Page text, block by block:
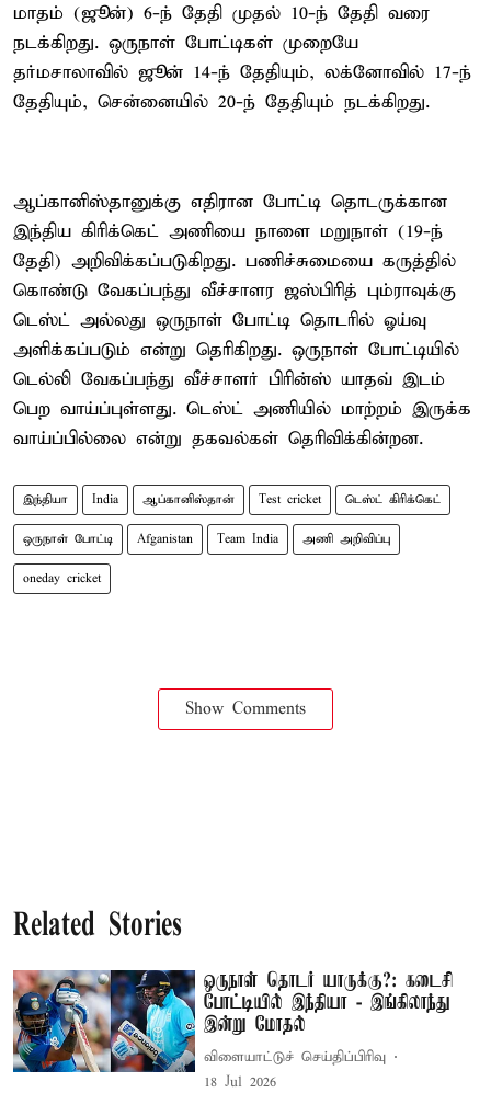
மாதம் (ஜூன்) 6-ந் தேதி முதல் 10-ந் தேதி வரை
நடக்கிறது. ஒருநாள் போட்டிகள் முறையே
தர்மசாலாவில் ஜூன் 14-ந் தேதியும், லக்னோவில் 17-ந்
தேதியும், சென்னையில் 20-ந் தேதியும் நடக்கிறது.
ஆப்கானிஸ்தானுக்கு எதிரான போட்டி தொடருக்கான
இந்திய கிரிக்கெட் அணியை நாளை மறுநாள் (19-ந்
தேதி) அறிவிக்கப்படுகிறது. பணிச்சுமையை கருத்தில்
கொண்டு வேகப்பந்து வீச்சாளர ஜஸ்பிரித் பும்ராவுக்கு
டெஸ்ட் அல்லது ஒருநாள் போட்டி தொடரில் ஓய்வு
அளிக்கப்படும் என்று தெரிகிறது. ஒருநாள் போட்டியில்
டெல்லி வேகப்பந்து வீச்சாளர் பிரின்ஸ் யாதவ் இடம்
பெற வாய்ப்புள்ளது. டெஸ்ட் அணியில் மாற்றம் இருக்க
வாய்ப்பில்லை என்று தகவல்கள் தெரிவிக்கின்றன.
இந்தியா India ஆப்கானிஸ்தான் Test cricket டெஸ்ட் கிரிக்கெட்
ஒருநாள் போட்டி Afganistan Team India அணி அறிவிப்பு
oneday cricket
Show Comments
Related Stories
ஒருநாள் தொடர் யாருக்கு?: கடைசி
போட்டியில் இந்தியா - இங்கிலாந்து
இன்று மோதல்
விளையாட்டுச் செய்திப்பிரிவு
18 Jul 2026